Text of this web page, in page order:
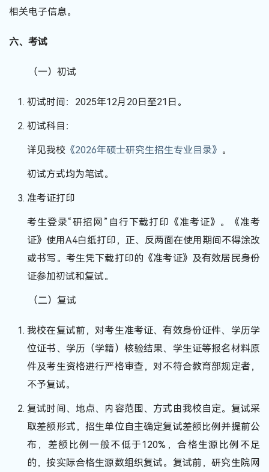
相关电子信息。
六、考试
（一）初试
初试时间： 2025年12月20日至21日。
初试科目：
详见我校 《2026年硕士研究生招生专业目录》 。
初试方式均为笔试。
准考证打印
考生登录“研招网”自行下载打印《准考证》。《准考
证》使用A4白纸打印，正、反两面在使用期间不得涂改
或书写。考生凭下载打印的《准考证》及有效居民身份
证参加初试和复试。
（二）复试
我校在复试前，对考生准考证、有效身份证件、学历学
位证书、学历（学籍）核验结果、学生证等报名材料原
件及考生资格进行严格审查，对不符合教育部规定者，
不予复试。
复试时间、地点、内容范围、方式由我校自定。复试采
取差额形式，招生单位自主确定复试差额比例并提前公
布，差额比例一般不低于120%，合格生源比例不足
的，按实际合格生源数组织复试。复试前，研究生院网